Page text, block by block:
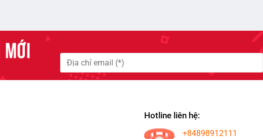
Hotline liên hệ:
+84898912111